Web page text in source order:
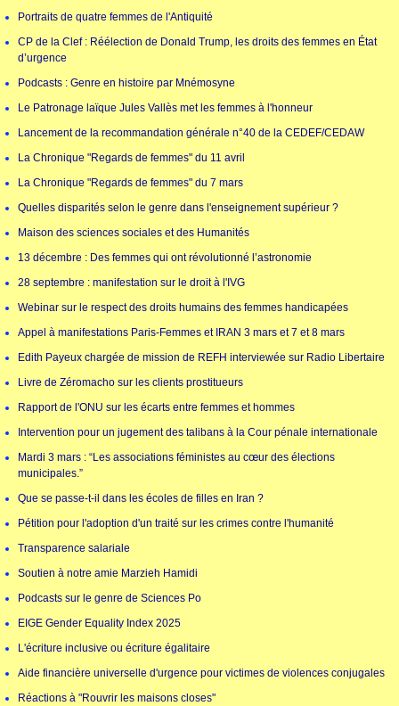
Portraits de quatre femmes de l'Antiquité
CP de la Clef : Réélection de Donald Trump, les droits des femmes en État
d’urgence
Podcasts : Genre en histoire par Mnémosyne
Le Patronage laïque Jules Vallès met les femmes à l'honneur
Lancement de la recommandation générale n°40 de la CEDEF/CEDAW
La Chronique "Regards de femmes" du 11 avril
La Chronique "Regards de femmes" du 7 mars
Quelles disparités selon le genre dans l'enseignement supérieur ?
Maison des sciences sociales et des Humanités
13 décembre : Des femmes qui ont révolutionné l’astronomie
28 septembre : manifestation sur le droit à l'IVG
Webinar sur le respect des droits humains des femmes handicapées
Appel à manifestations Paris-Femmes et IRAN 3 mars et 7 et 8 mars
Edith Payeux chargée de mission de REFH interviewée sur Radio Libertaire
Livre de Zéromacho sur les clients prostitueurs
Rapport de l'ONU sur les écarts entre femmes et hommes
Intervention pour un jugement des talibans à la Cour pénale internationale
Mardi 3 mars : “Les associations féministes au cœur des élections
municipales.”
Que se passe-t-il dans les écoles de filles en Iran ?
Pétition pour l'adoption d'un traité sur les crimes contre l'humanité
Transparence salariale
Soutien à notre amie Marzieh Hamidi
Podcasts sur le genre de Sciences Po
EIGE Gender Equality Index 2025
L'écriture inclusive ou écriture égalitaire
Aide financière universelle d'urgence pour victimes de violences conjugales
Réactions à "Rouvrir les maisons closes"